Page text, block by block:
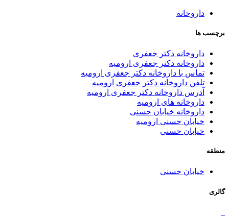
داروخانه
برچسب ها
داروخانه دکتر جعفری
داروخانه دکتر جعفری ارومیه
تماس با داروخانه دکتر جعفری ارومیه
تلفن داروخانه دکتر جعفری ارومیه
آدرس داروخانه دکتر جعفری ارومیه
داروخانه های ارومیه
داروخانه خیابان حسنی
خیابان حسنی ارومیه
خیابان حسنی
منطقه
خیابان حسنی
گالری